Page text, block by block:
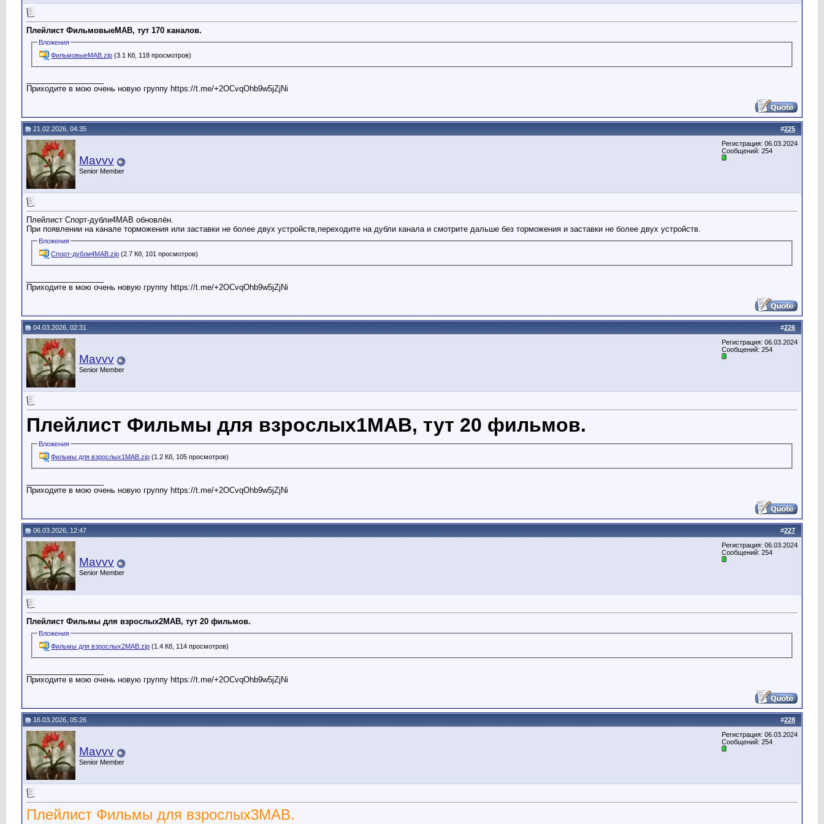
Плейлист ФильмовыеМАВ, тут 170 каналов.
Вложения
ФильмовыеМАВ.zip (3.1 Кб, 118 просмотров)
Приходите в мою очень новую группу https://t.me/+2OCvqOhb9w5jZjNi
#225
21.02.2026, 04:35
Mavvv
Senior Member
Регистрация: 06.03.2024
Сообщений: 254
Плейлист Спорт-дубли4МАВ обновлён.
При появлении на канале торможения или заставки не более двух устройств,переходите на дубли канала и смотрите дальше без торможения и заставки не более двух устройств.
Вложения
Спорт-дубли4МАВ.zip (2.7 Кб, 101 просмотров)
Приходите в мою очень новую группу https://t.me/+2OCvqOhb9w5jZjNi
#226
04.03.2026, 02:31
Mavvv
Senior Member
Регистрация: 06.03.2024
Сообщений: 254
Плейлист Фильмы для взрослых1МАВ, тут 20 фильмов.
Вложения
Фильмы для взрослых1МАВ.zip (1.2 Кб, 105 просмотров)
Приходите в мою очень новую группу https://t.me/+2OCvqOhb9w5jZjNi
#227
06.03.2026, 12:47
Mavvv
Senior Member
Регистрация: 06.03.2024
Сообщений: 254
Плейлист Фильмы для взрослых2МАВ, тут 20 фильмов.
Вложения
Фильмы для взрослых2МАВ.zip (1.4 Кб, 114 просмотров)
Приходите в мою очень новую группу https://t.me/+2OCvqOhb9w5jZjNi
#228
16.03.2026, 05:26
Mavvv
Senior Member
Регистрация: 06.03.2024
Сообщений: 254
Плейлист Фильмы для взрослых3МАВ.